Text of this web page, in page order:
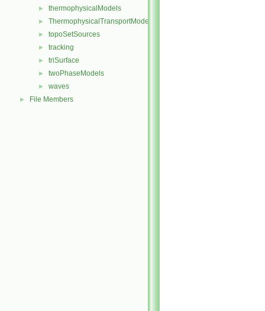
► thermophysicalModels
► ThermophysicalTransportModels
► topoSetSources
► tracking
► triSurface
► twoPhaseModels
► waves
► File Members